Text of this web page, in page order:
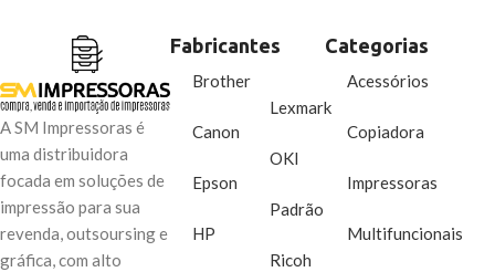
A SM Impressoras é
uma distribuidora
focada em soluções de
impressão para sua
revenda, outsoursing e
gráfica, com alto
Fabricantes
Brother
Canon
Epson
HP
Lexmark
OKI
Padrão
Ricoh
Categorias
Acessórios
Copiadora
Impressoras
Multifuncionais